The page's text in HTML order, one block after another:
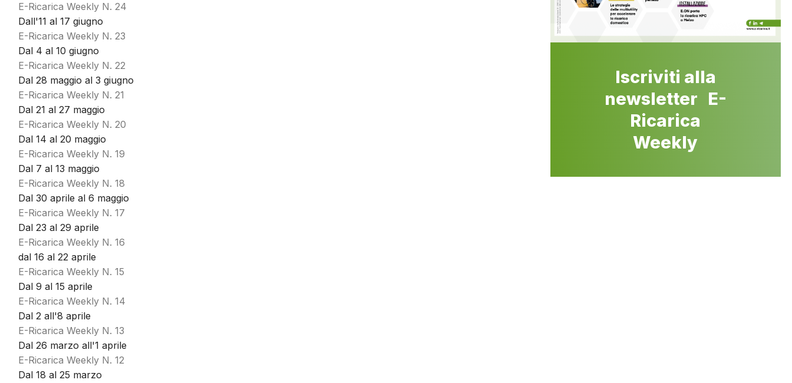
E-Ricarica Weekly N. 24
Dall'11 al 17 giugno
E-Ricarica Weekly N. 23
Dal 4 al 10 giugno
E-Ricarica Weekly N. 22
Dal 28 maggio al 3 giugno
E-Ricarica Weekly N. 21
Dal 21 al 27 maggio
E-Ricarica Weekly N. 20
Dal 14 al 20 maggio
E-Ricarica Weekly N. 19
Dal 7 al 13 maggio
E-Ricarica Weekly N. 18
Dal 30 aprile al 6 maggio
E-Ricarica Weekly N. 17
Dal 23 al 29 aprile
E-Ricarica Weekly N. 16
dal 16 al 22 aprile
E-Ricarica Weekly N. 15
Dal 9 al 15 aprile
E-Ricarica Weekly N. 14
Dal 2 all'8 aprile
E-Ricarica Weekly N. 13
Dal 26 marzo all'1 aprile
E-Ricarica Weekly N. 12
Dal 18 al 25 marzo
Iscriviti alla
newsletter E-
Ricarica
Weekly